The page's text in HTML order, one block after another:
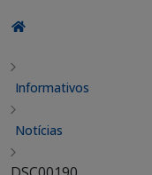
Informativos
Notícias